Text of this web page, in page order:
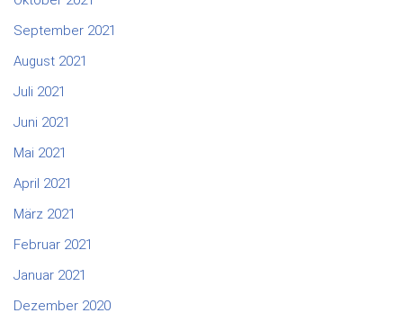
September 2021
August 2021
Juli 2021
Juni 2021
Mai 2021
April 2021
März 2021
Februar 2021
Januar 2021
Dezember 2020